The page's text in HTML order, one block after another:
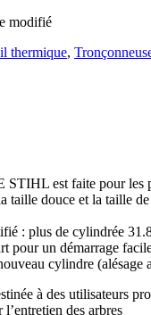
modifié
thermique,
est faite pour les
taille douce et la taille
: plus de cylindrée
pour un démarrage
cylindre (alésage
à des utilisateurs
des arbres